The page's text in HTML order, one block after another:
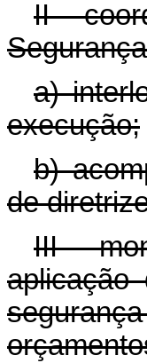
II -
a)
execução;
b)
de
III -